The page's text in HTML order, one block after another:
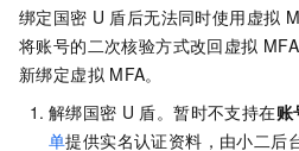
绑定国密 U 盾后无法同时使用虚拟
将账号的二次核验方式改回虚拟
新绑定虚拟 MFA。
解绑国密 U 盾。暂时不支持在账
单提供实名认证资料，由小二后